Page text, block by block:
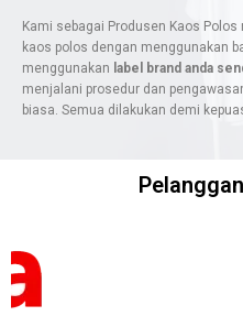
Kami sebagai Produsen Kaos
kaos polos dengan menggunakan
menggunakan label brand anda
menjalani prosedur dan
biasa. Semua dilakukan demi